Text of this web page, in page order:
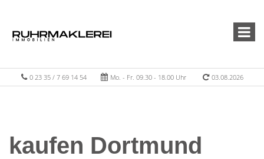
0 23 35 / 7 69 14 54 Mo. - Fr. 09.30 - 18.00 Uhr 03.08.2026
kaufen Dortmund